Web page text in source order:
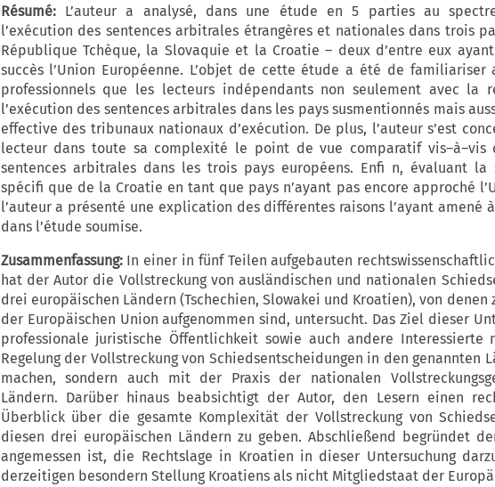
Résumé: L’auteur a analysé, dans une étude en 5 parties au
l’exécution des sentences arbitrales étrangères et nationales dans trois
République Tchèque, la Slovaquie et la Croatie – deux d’entre eux
succès l’Union Européenne. L’objet de cette étude a été de familiariser
professionnels que les lecteurs indépendants non seulement avec la
l’exécution des sentences arbitrales dans les pays susmentionnés mais
effective des tribunaux nationaux d’exécution. De plus, l’auteur s’est
lecteur dans toute sa complexité le point de vue comparatif vis–à–vis
sentences arbitrales dans les trois pays européens. Enfi n, évaluant
spécifi que de la Croatie en tant que pays n’ayant pas encore approché
l’auteur a présenté une explication des différentes raisons l’ayant amené
dans l’étude soumise.
Zusammenfassung: In einer in fünf Teilen aufgebauten
hat der Autor die Vollstreckung von ausländischen und nationalen
drei europäischen Ländern (Tschechien, Slowakei und Kroatien), von
der Europäischen Union aufgenommen sind, untersucht. Das Ziel dieser
professionale juristische Öffentlichkeit sowie auch andere
Regelung der Vollstreckung von Schiedsentscheidungen in den genannten
machen, sondern auch mit der Praxis der nationalen
Ländern. Darüber hinaus beabsichtigt der Autor, den Lesern einen
Überblick über die gesamte Komplexität der Vollstreckung von
diesen drei europäischen Ländern zu geben. Abschließend begründet
angemessen ist, die Rechtslage in Kroatien in dieser Untersuchung
derzeitigen besondern Stellung Kroatiens als nicht Mitgliedstaat der